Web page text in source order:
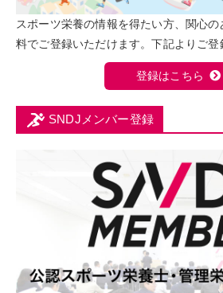
スポーツ栄養の情報を得たい方、関心
料でご登録いただけます。下記よりご登
登録はこちら
SNDJメンバー登録